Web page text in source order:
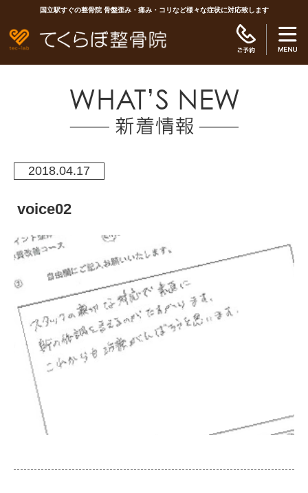
国立駅すぐの整骨院 骨盤歪み・痛み・コリなど様々な症状に対応致します
2018.04.17
voice02